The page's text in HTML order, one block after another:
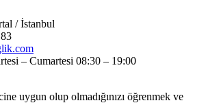
/ İstanbul
– Cumartesi 08:30 – 19:00
uygun olup olmadığınızı öğrenmek ve